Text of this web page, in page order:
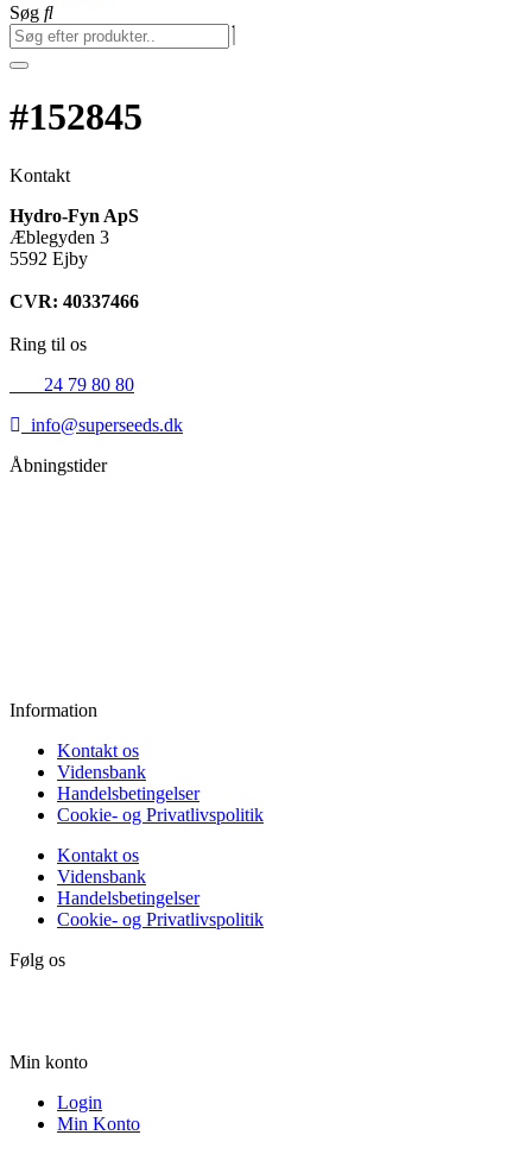
Søg
#152845
Kontakt
Hydro-Fyn ApS
Æblegyden 3
5592 Ejby
CVR: 40337466
Ring til os
24 79 80 80
info@superseeds.dk
Åbningstider
Information
Kontakt os
Vidensbank
Handelsbetingelser
Cookie- og Privatlivspolitik
Kontakt os
Vidensbank
Handelsbetingelser
Cookie- og Privatlivspolitik
Følg os
Min konto
Login
Min Konto